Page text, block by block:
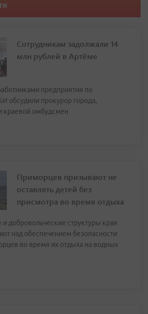
Сотрудникам задолжали 14
млн рублей в Артёме
предприятия по
обсудили прокурор города,
краевой омбудсмен
Приморцев призывают не
оставлять детей без
присмотра во время отдыха
и добровольческие структуры края
над обеспечением безопасности
во время их отдыха на водных